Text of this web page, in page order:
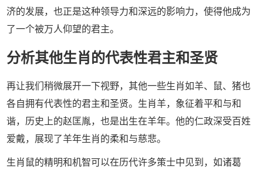
济的发展，也正是这种领导力和深远的影响力，使得他成为
了一个被万人仰望的君主。
分析其他生肖的代表性君主和圣贤
再让我们稍微展开一下视野，其他一些生肖如羊、鼠、猪也
各自拥有代表性的君主和圣贤。生肖羊，象征着平和与和
谐，历史上的赵匡胤，也是出生在羊年。他的仁政深受百姓
爱戴，展现了羊年生肖的柔和与慈悲。
生肖鼠的精明和机智可以在历代许多策士中见到，如诸葛